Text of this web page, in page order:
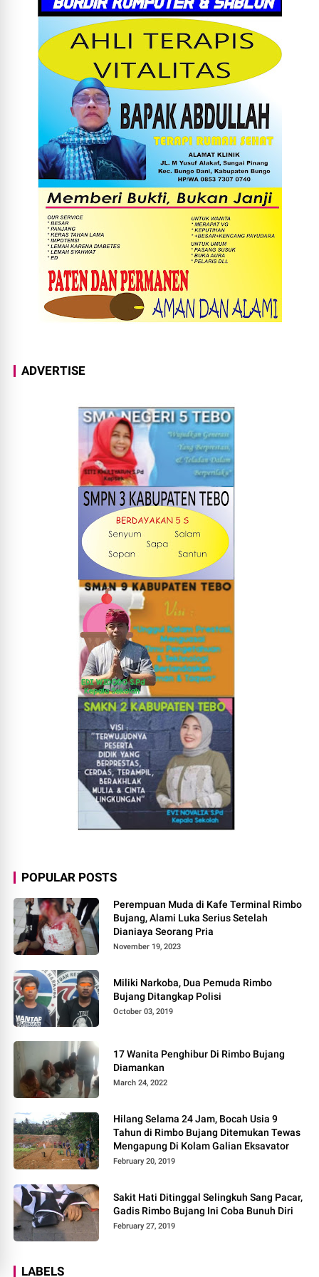
ADVERTISE
POPULAR POSTS
Perempuan Muda di Kafe Terminal Rimbo
Bujang, Alami Luka Serius Setelah
Dianiaya Seorang Pria
November 19, 2023
Miliki Narkoba, Dua Pemuda Rimbo
Bujang Ditangkap Polisi
October 03, 2019
17 Wanita Penghibur Di Rimbo Bujang
Diamankan
March 24, 2022
Hilang Selama 24 Jam, Bocah Usia 9
Tahun di Rimbo Bujang Ditemukan Tewas
Mengapung Di Kolam Galian Eksavator
February 20, 2019
Sakit Hati Ditinggal Selingkuh Sang Pacar,
Gadis Rimbo Bujang Ini Coba Bunuh Diri
February 27, 2019
LABELS